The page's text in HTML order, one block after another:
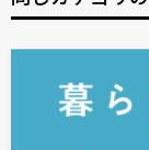
ー
シ
ン